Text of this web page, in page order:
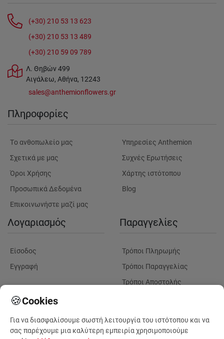
(+30) 210 53 13 623
(+30) 210 53 13 489
(+30) 210 59 09 789
Λ. Θηβών 499
Αιγάλεω, Αθήνα, 12243
sales@anthemionflowers.gr
Πληροφορίες
Tο ανθοπωλείο μας
Σχετικά με μας
Όροι Χρήσης
Προσωπικά Δεδομένα
Επικοινωνήστε μαζί μας
Υπηρεσίες Anthemion
Συχνές Ερωτήσεις
Χάρτης ιστότοπου
Blog
Λογαριασμός
Είσοδος
Εγγραφή
Λουλούδια
Πληροφορίες Λουλουδιών
Παραγγελίες
Τρόποι Πληρωμής
Τρόποι Παραγγελίας
Τρόποι Αποστολής
Πληροφορίες Παραδόσεων
🍪Cookies
Για να διασφαλίσουμε σωστή λειτουργία του ιστότοπου και να
σας παρέχουμε μια καλύτερη εμπειρία χρησιμοποιούμε